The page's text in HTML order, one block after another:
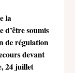
la
soumis
de régulation
devant
24 juillet